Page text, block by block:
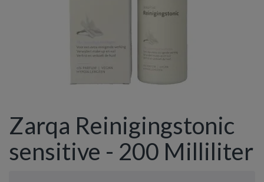
Zarqa Reinigingstonic
sensitive - 200 Milliliter